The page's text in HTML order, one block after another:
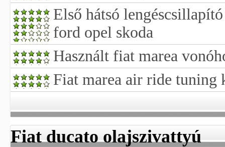
Első hátsó
ford opel skoda
Használt fiat marea
Fiat marea air ride tuning
Fiat ducato olajszivattyú